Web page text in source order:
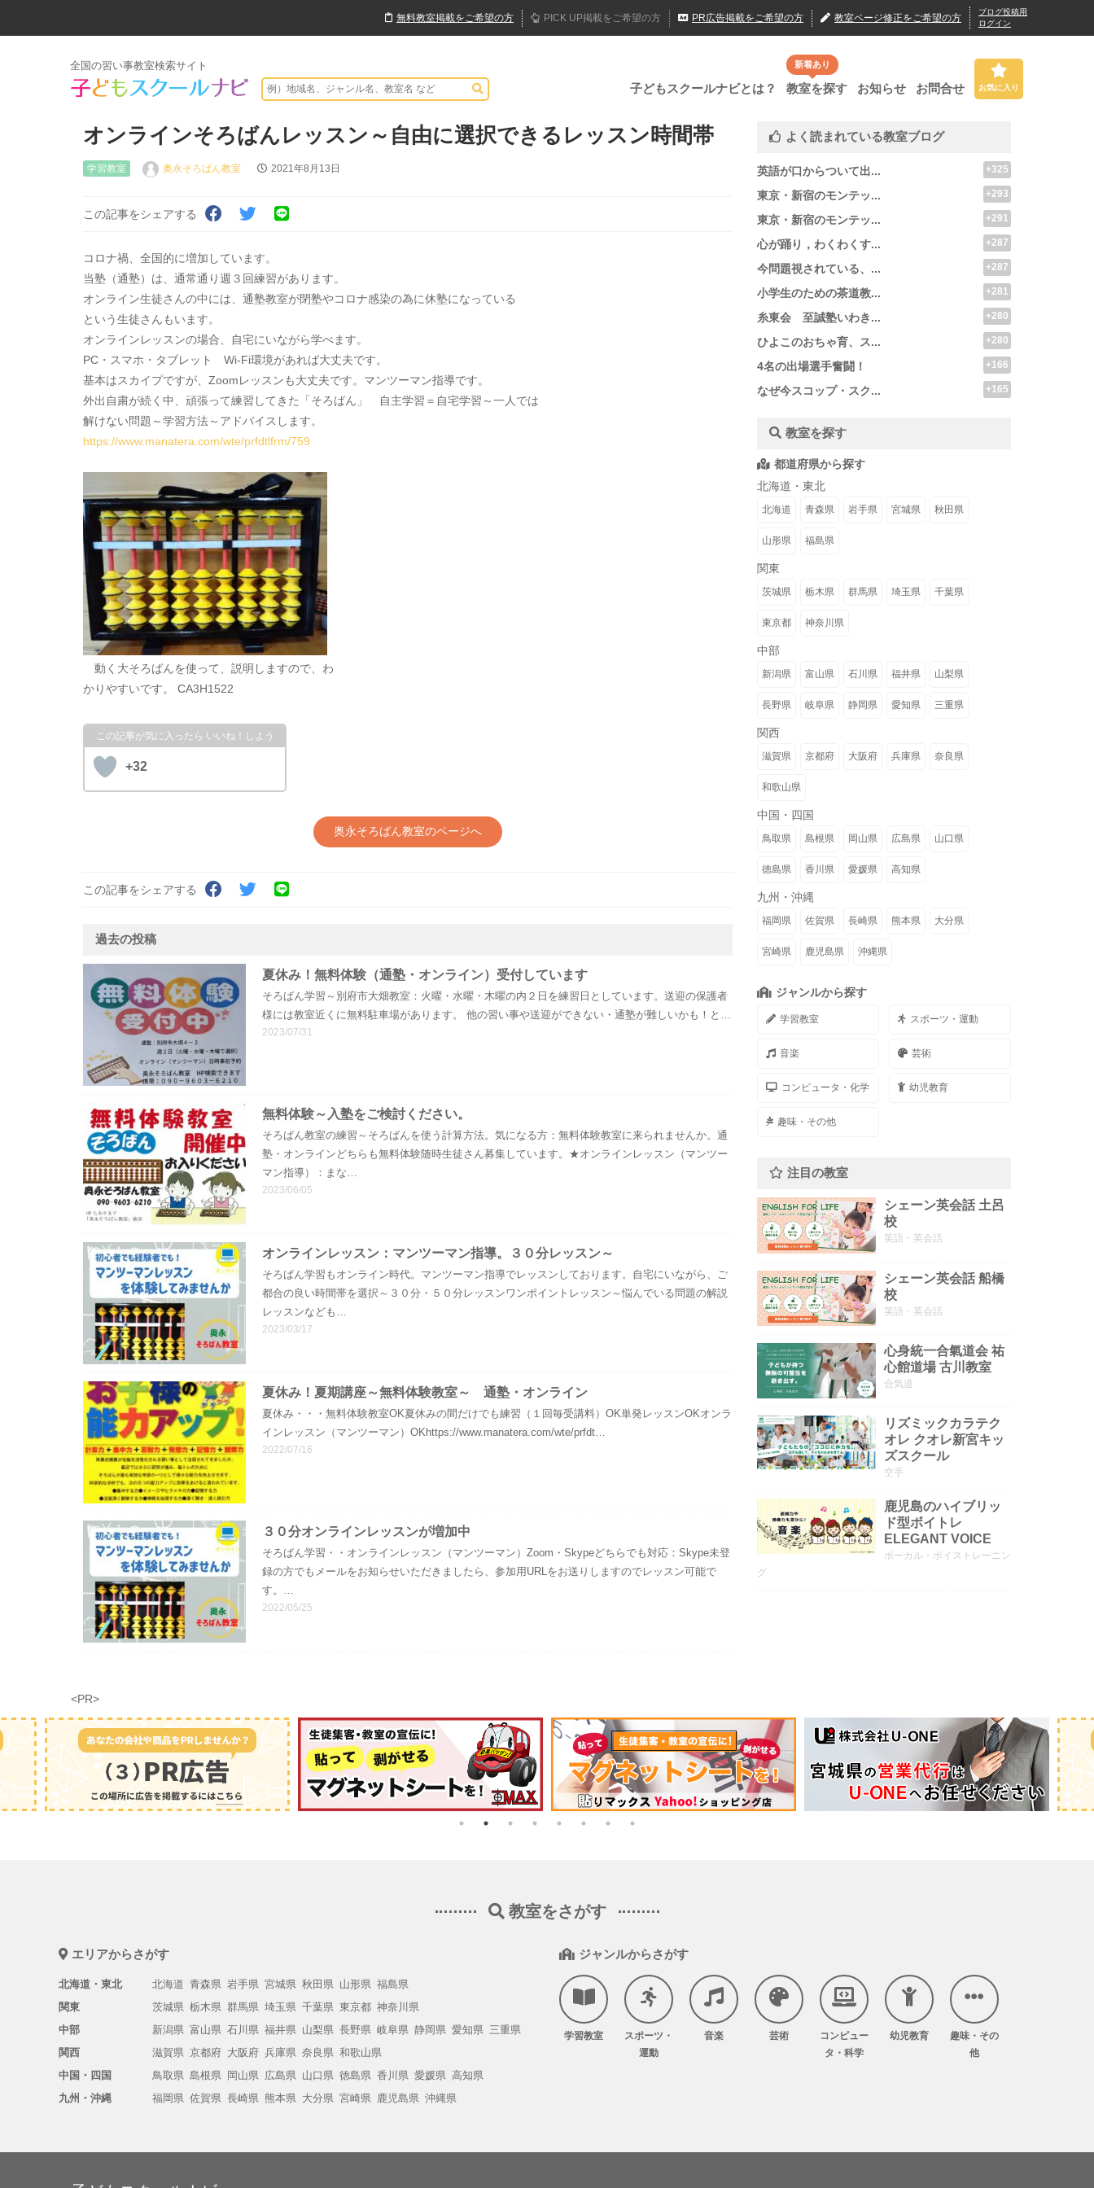
無料教室掲載をご希望の方 PICK UP掲載をご希望の方 PR広告掲載をご希望の方 教室ページ修正をご希望の方
ブログ投稿用
ログイン
全国の習い事教室検索サイト
子どもスクールナビとは？
新着あり
教室を探す お知らせ お問合せ お気に入り
オンラインそろばんレッスン～自由に選択できるレッスン時間帯
学習教室 奥永そろばん教室 2021年8月13日
この記事をシェアする
コロナ禍、全国的に増加しています。
当塾（通塾）は、通常通り週３回練習があります。
オンライン生徒さんの中には、通塾教室が閉塾やコロナ感染の為に休塾になっている
という生徒さんもいます。
オンラインレッスンの場合、自宅にいながら学べます。
PC・スマホ・タブレット Wi-Fi環境があれば大丈夫です。
基本はスカイプですが、Zoomレッスンも大丈夫です。マンツーマン指導です。
外出自粛が続く中、頑張って練習してきた「そろばん」 自主学習＝自宅学習～一人では
解けない問題～学習方法～アドバイスします。
https://www.manatera.com/wte/prfdtlfrm/759
動く大そろばんを使って、説明しますので、わ
かりやすいです。 CA3H1522
+32
奥永そろばん教室のページへ
この記事をシェアする
過去の投稿
夏休み！無料体験（通塾・オンライン）受付しています
そろばん学習～別府市大畑教室：火曜・水曜・木曜の内２日を練習日としています。送迎の保護者
様には教室近くに無料駐車場があります。 他の習い事や送迎ができない・通塾が難しいかも！と…
2023/07/31
無料体験～入塾をご検討ください。
そろばん教室の練習～そろばんを使う計算方法。気になる方：無料体験教室に来られませんか。通
塾・オンラインどちらも無料体験随時生徒さん募集しています。★オンラインレッスン（マンツー
マン指導）：まな…
2023/06/05
オンラインレッスン：マンツーマン指導。３０分レッスン～
そろばん学習もオンライン時代。マンツーマン指導でレッスンしております。自宅にいながら、ご
都合の良い時間帯を選択～３０分・５０分レッスンワンポイントレッスン～悩んでいる問題の解説
レッスンなども…
2023/03/17
夏休み！夏期講座～無料体験教室～ 通塾・オンライン
夏休み・・・無料体験教室OK夏休みの間だけでも練習（１回毎受講料）OK単発レッスンOKオンラ
インレッスン（マンツーマン）OKhttps://www.manatera.com/wte/prfdt…
2022/07/16
３０分オンラインレッスンが増加中
そろばん学習・・オンラインレッスン（マンツーマン）Zoom・Skypeどちらでも対応：Skype未登
録の方でもメールをお知らせいただきましたら、参加用URLをお送りしますのでレッスン可能で
す。…
2022/05/25
よく読まれている教室ブログ
英語が口からついて出... +325
東京・新宿のモンテッ... +293
東京・新宿のモンテッ... +291
心が踊り，わくわくす... +287
今問題視されている、... +287
小学生のための茶道教... +281
糸東会 至誠塾いわき... +280
ひよこのおちゃ育、ス... +280
4名の出場選手奮闘！ +166
なぜ今スコップ・スク... +165
教室を探す
都道府県から探す
北海道・東北
北海道 青森県 岩手県 宮城県 秋田県
山形県 福島県
関東
茨城県 栃木県 群馬県 埼玉県 千葉県
東京都 神奈川県
中部
新潟県 富山県 石川県 福井県 山梨県
長野県 岐阜県 静岡県 愛知県 三重県
関西
滋賀県 京都府 大阪府 兵庫県 奈良県
和歌山県
中国・四国
鳥取県 島根県 岡山県 広島県 山口県
徳島県 香川県 愛媛県 高知県
九州・沖縄
福岡県 佐賀県 長崎県 熊本県 大分県
宮崎県 鹿児島県 沖縄県
ジャンルから探す
学習教室 スポーツ・運動
音楽 芸術
コンピュータ・化学 幼児教育
趣味・その他
注目の教室
シェーン英会話 土呂
校
英語・英会話
シェーン英会話 船橋
校
英語・英会話
心身統一合氣道会 祐
心館道場 古川教室
合気道
リズミックカラテク
オレ クオレ新宮キッ
ズスクール
空手
鹿児島のハイブリッ
ド型ボイトレ
ELEGANT VOICE
ボーカル・ボイストレーニン
グ
<PR>
教室をさがす
エリアからさがす
北海道・東北 北海道 青森県 岩手県 宮城県 秋田県 山形県 福島県
関東
茨城県 栃木県 群馬県 埼玉県 千葉県 東京都 神奈川県
中部
新潟県 富山県 石川県 福井県 山梨県 長野県 岐阜県 静岡県 愛知県 三重県
関西
滋賀県 京都府 大阪府 兵庫県 奈良県 和歌山県
中国・四国
鳥取県 島根県 岡山県 広島県 山口県 徳島県 香川県 愛媛県 高知県
九州・沖縄
福岡県 佐賀県 長崎県 熊本県 大分県 宮崎県 鹿児島県 沖縄県
ジャンルからさがす
学習教室
スポーツ・
運動
音楽 芸術
コンピュー
タ・科学
幼児教育
趣味・その
他